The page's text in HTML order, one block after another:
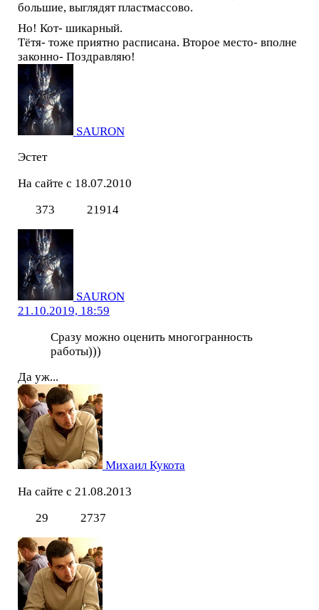
большие, выглядят пластмассово.
Но! Кот- шикарный.
Тётя- тоже приятно расписана. Второе место- вполне
законно- Поздравляю!
SAURON
Эстет
На сайте с 18.07.2010
373
21914
SAURON
21.10.2019, 18:59
Сразу можно оценить многогранность
работы)))
Да уж...
Михаил Кукота
На сайте с 21.08.2013
29
2737